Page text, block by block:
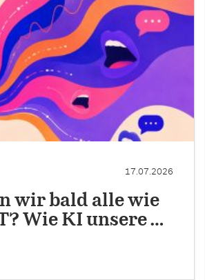
17.07.2026
wir bald alle wie
Wie KI unsere …